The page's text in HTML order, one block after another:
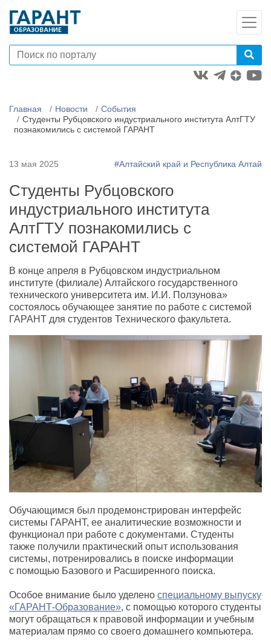
Главная Новости
События
Студенты Рубцовского индустриального института АлтГТУ
познакомились с системой ГАРАНТ
13 мая 2025 #Алтайский край и Республика Алтай
Студенты Рубцовского
индустриального института
АлтГТУ познакомились с
системой ГАРАНТ
В конце апреля в Рубцовском индустриальном
институте (филиале) Алтайского государственного
технического университета им. И.И. Ползунова»
состоялось обучающее занятие по работе с системой
ГАРАНТ для студентов Технического факультета.
Обучающимся был продемонстрирован интерфейс
системы ГАРАНТ, ее аналитические возможности и
функционал при работе с документами. Студенты
также получили практический опыт использования
системы, потренировались в поиске информации
с помощью Базового и Расширенного поиска.
Особое внимание было уделено специальному выпуску
«ГАРАНТ-Образование», с помощью которого студенты
могут обращаться к правовой информации и учебным
материалам прямо со своего домашнего компьютера.